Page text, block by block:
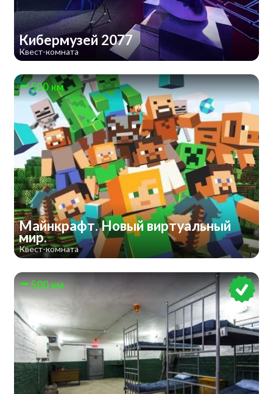
Кибермузей 2077
Квест-комната
500 км
Майнкрафт. Новый виртуальный
мир.
Квест-комната
500 км